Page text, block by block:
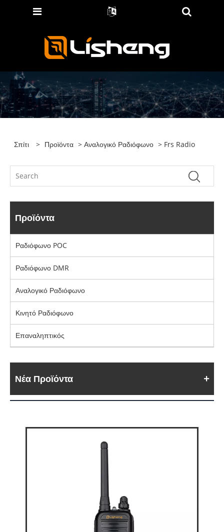
Σπίτι > Προϊόντα >Αναλογικό Ραδιόφωνο > Frs Radio
Προϊόντα
Ραδιόφωνο POC
Ραδιόφωνο DMR
Αναλογικό Ραδιόφωνο
Κινητό Ραδιόφωνο
Επαναληπτικός
Νέα Προϊόντα